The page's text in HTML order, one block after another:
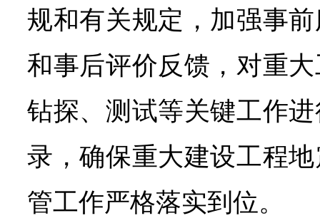
规和有关规定，加强事
和事后评价反馈，对重
钻探、测试等关键工作
录，确保重大建设工程
管工作严格落实到位。